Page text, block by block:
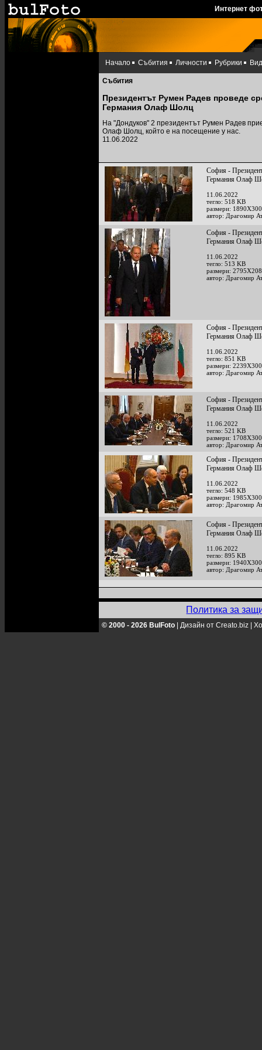
Интернет
Начало Събития Личности Рубрики
Събития
Президентът Румен Радев проведе
Германия Олаф Шолц
На "Дондуков" 2 президентът Румен Радев
Олаф Шолц, който е на посещение у нас.
11.06.2022
София -
Германия Олаф
11.06.2022
тегло: 518 KB
размери:
автор: Драгомир
София -
Германия Олаф
11.06.2022
тегло: 513 KB
размери:
автор: Драгомир
София -
Германия Олаф
11.06.2022
тегло: 851 KB
размери:
автор: Драгомир
София -
Германия Олаф
11.06.2022
тегло: 521 KB
размери:
автор: Драгомир
София -
Германия Олаф
11.06.2022
тегло: 548 KB
размери:
автор: Драгомир
София -
Германия Олаф
11.06.2022
тегло: 895 KB
размери:
автор: Драгомир
Политика за
© 2000 - 2026 BulFoto Дизайн от Creato.biz